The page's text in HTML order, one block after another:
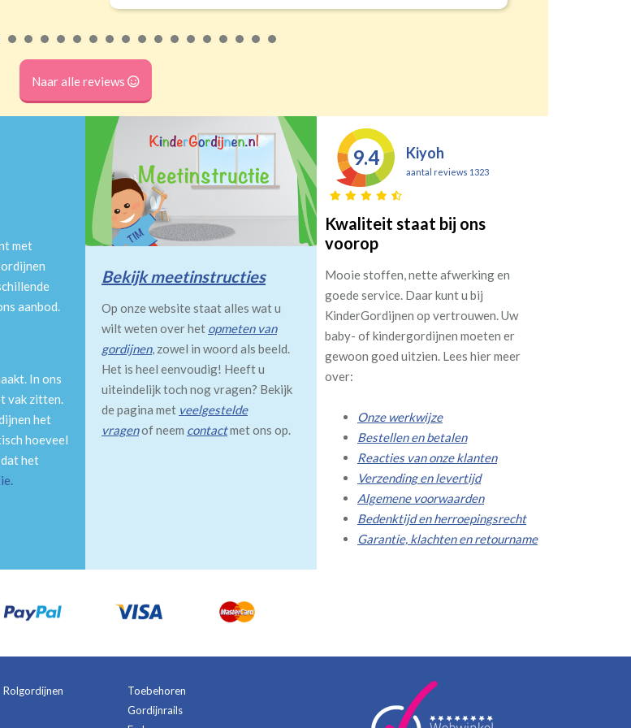
Naar alle reviews
met
aanbod.
In ons
vak zitten.
het
hoeveel
het
.
Bekijk meetinstructies
Op onze website staat alles wat u
wilt weten over het opmeten van
gordijnen, zowel in woord als beeld.
Het is heel eenvoudig! Heeft u
uiteindelijk toch nog vragen? Bekijk
de pagina met veelgestelde
vragenof neem contactmet ons op.
9.4 Kiyoh
aantal reviews 1323
Kwaliteit staat bij ons
voorop
Mooie stoffen, nette afwerking en
goede service. Daar kunt u bij
KinderGordijnen op vertrouwen. Uw
baby- of kindergordijnen moeten er
gewoon goed uitzien. Lees hier meer
over:
Onze werkwijze
Bestellen en betalen
Reacties van onze klanten
Verzending en levertijd
Algemene voorwaarden
Bedenktijd en herroepingsrecht
Garantie, klachten en retourname
Rolgordijnen
Toebehoren
Gordijnrails